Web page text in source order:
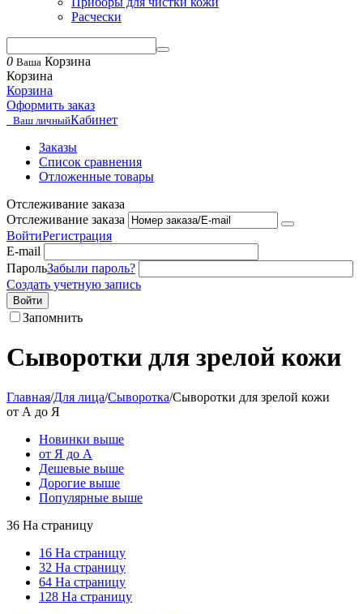
Расчески
0 Ваша Корзина
Корзина
Корзина
Оформить заказ
Ваш личныйКабинет
Заказы
Список сравнения
Отложенные товары
Отслеживание заказа
Отслеживание заказа
ВойтиРегистрация
E-mail
ПарольЗабыли пароль?
Создать учетную запись
Войти
Запомнить
Сыворотки для зрелой кожи
Главная/Для лица/Сыворотка/Сыворотки для зрелой кожи
от А до Я
Новинки выше
от Я до А
Дешевые выше
Дорогие выше
Популярные выше
36 На страницу
16 На страницу
32 На страницу
64 На страницу
128 На страницу